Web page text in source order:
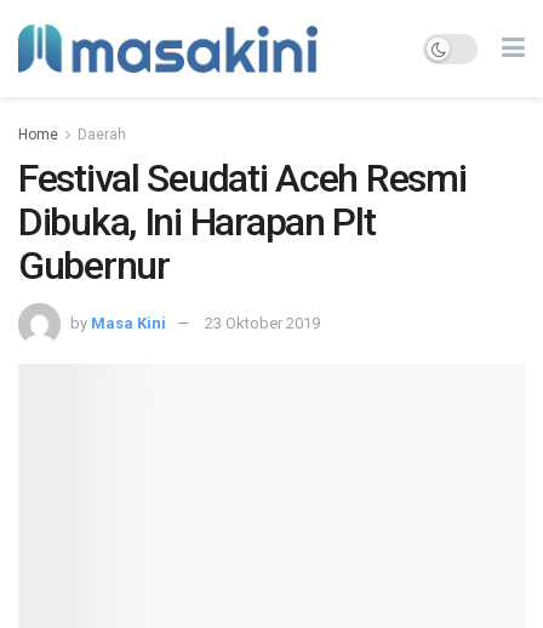
Home Daerah
Festival Seudati Aceh Resmi
Dibuka, Ini Harapan Plt
Gubernur
by Masa Kini 23 Oktober 2019